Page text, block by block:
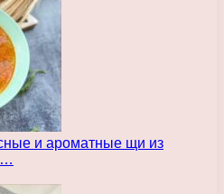
и ароматные щи из